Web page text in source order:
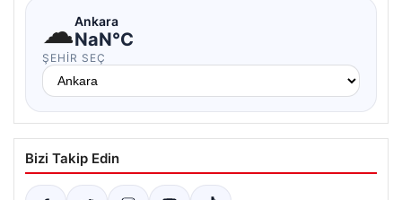
☁Ankara
NaN°C
ŞEHIR SEÇ
Bizi Takip Edin